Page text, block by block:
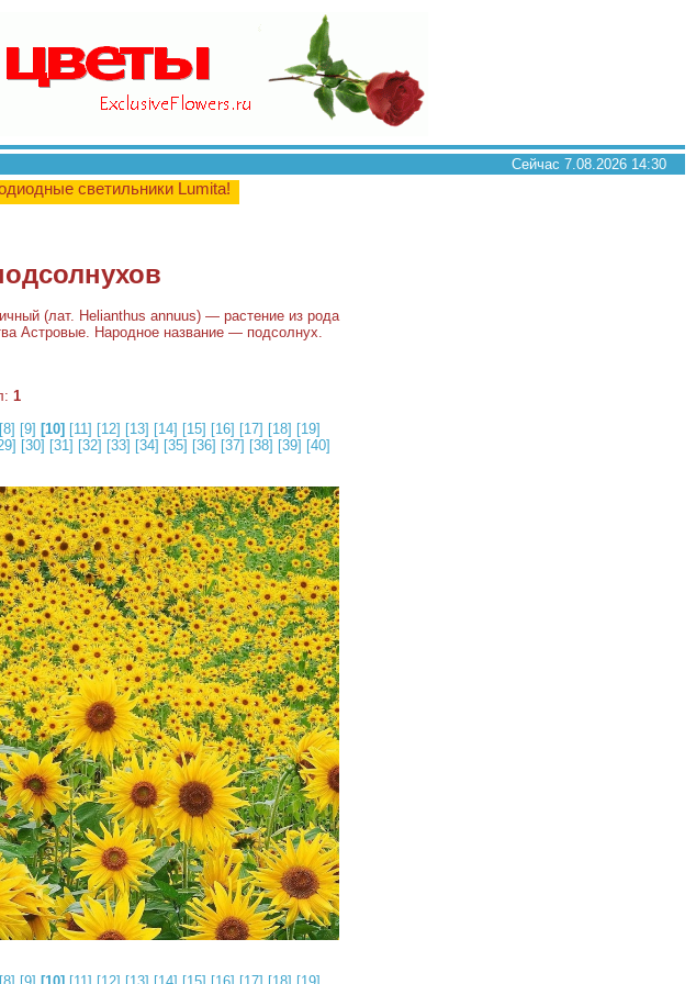
Сейчас 7.08.2026 14:30
светильники Lumita!
(лат. Helianthus annuus) — растение из рода
Астровые. Народное название — подсолнух.
1
[8] [9] [10] [11] [12] [13] [14] [15] [16] [17] [18] [19]
[30] [31] [32] [33] [34] [35] [36] [37] [38] [39] [40]